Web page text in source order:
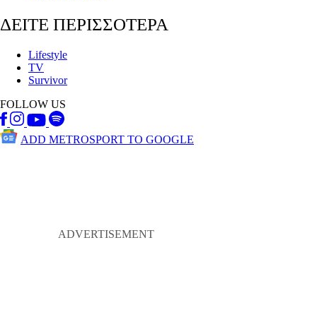
ΔΕΙΤΕ ΠΕΡΙΣΣΟΤΕΡΑ
Lifestyle
TV
Survivor
FOLLOW US
ADD METROSPORT TO GOOGLE